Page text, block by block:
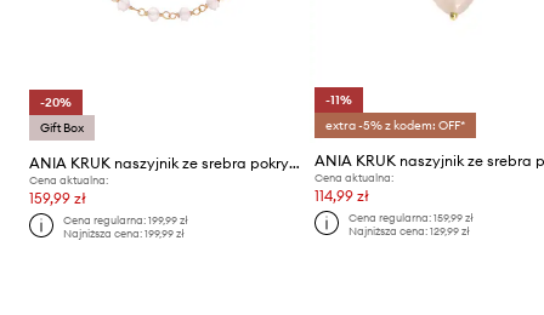
-20%
Gift Box
ANIA KRUK naszyjnik ze srebra pokrytego złotem Oval
Cena aktualna:
159,99 zł
Cena regularna:199,99 zł
Najniższa cena:199,99 zł
-11%
extra -5% z kodem: OFF*
Cena aktualna:
114,99 zł
Cena regularna: 159,99 zł
Najniższa cena: 129,99 zł